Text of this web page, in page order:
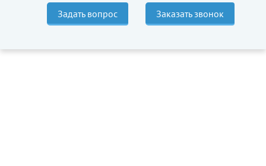
Задать вопрос Заказать звонок